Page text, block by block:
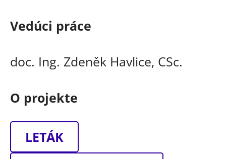
Vedúci práce
doc. Ing. Zdeněk Havlice, CSc.
O projekte
LETÁK